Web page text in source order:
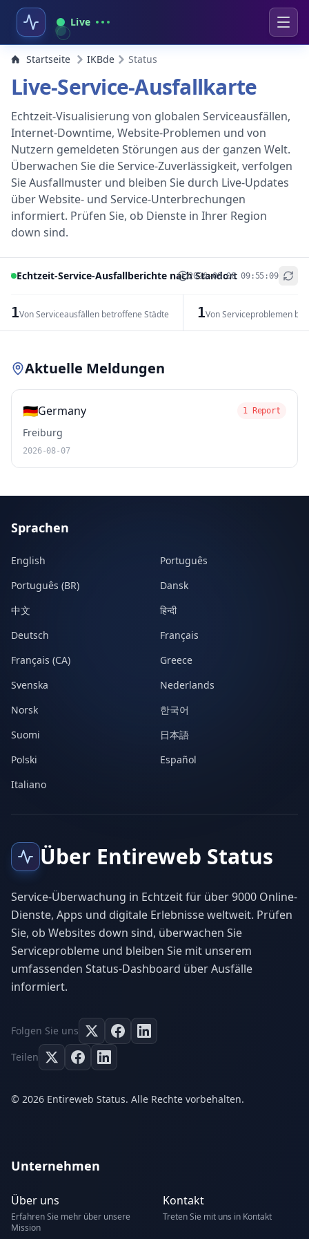
Live
Startseite IKBde Status
Live-Service-Ausfallkarte
Echtzeit-Visualisierung von globalen Serviceausfällen,
Internet-Downtime, Website-Problemen und von
Nutzern gemeldeten Störungen aus der ganzen Welt.
Überwachen Sie die Service-Zuverlässigkeit, verfolgen
Sie Ausfallmuster und bleiben Sie durch Live-Updates
über Website- und Service-Unterbrechungen
informiert. Prüfen Sie, ob Dienste in Ihrer Region
down sind.
Echtzeit-Service-Ausfallberichte nach Standort
2026-08-08 09:55:09
1Von Serviceausfällen betroffene Städte 1Von Serviceproblemen
+
Aktuelle Meldungen
🇩🇪Germany 1 Report
Freiburg
2026-08-07
Sprachen
English
Português
Português (BR)
Dansk
中文
हिन्दी
Deutsch
Français
Français (CA)
Greece
Svenska
Nederlands
Norsk
한국어
Suomi
日本語
Polski
Español
Italiano
Über Entireweb Status
Service-Überwachung in Echtzeit für über 9000 Online-
Dienste, Apps und digitale Erlebnisse weltweit. Prüfen
Sie, ob Websites down sind, überwachen Sie
Serviceprobleme und bleiben Sie mit unserem
umfassenden Status-Dashboard über Ausfälle
informiert.
Folgen Sie uns
Teilen
© 2026 Entireweb Status. Alle Rechte vorbehalten.
Unternehmen
Über uns
Erfahren Sie mehr über unsere
Mission
Kontakt
Treten Sie mit uns in Kontakt